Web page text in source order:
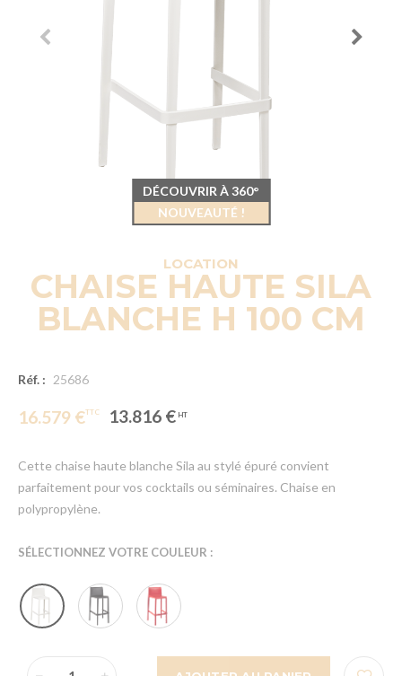
LOCATION
CHAISE HAUTE SILA
BLANCHE H 100 CM
Réf. : 25686
16.579 € 13.816 €
Cette chaise haute blanche Sila au stylé épuré convient
parfaitement pour vos cocktails ou séminaires. Chaise en
polypropylène.
SÉLECTIONNEZ VOTRE COULEUR :
DÉCOUVRIR À 360°
NOUVEAUTÉ !